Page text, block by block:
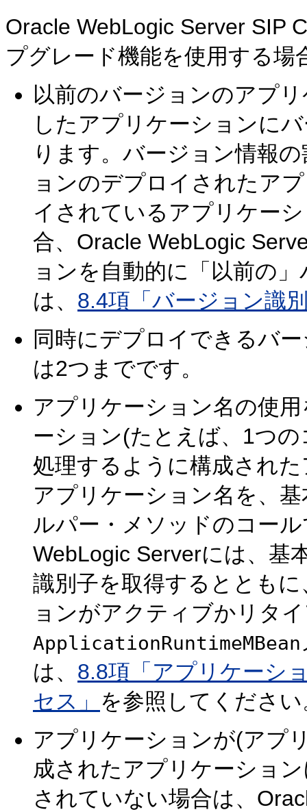
Oracle WebLogic Server SIP
プグレード機能を使用する
以前のバージョンのアプ
したアプリケーションに
ります。バージョン情報
ョンのデプロイされたア
イされているアプリケー
合、Oracle WebLogic
ョンを自動的に「以前の
は、 8.4項「バージョン識
同時にデプロイできるバ
は2つまでです。
アプリケーション名の使
ーション(たとえば、1つ
処理するように構成され
アプリケーション名を、
ルパー・メソッドのコー
WebLogic Serverには、基
識別子を取得するととも
ョンがアクティブかリタ
ApplicationRuntimeMBean
は、 8.8項「アプリケーシ
セス」 を参照してください
アプリケーションが(アプ
成されたアプリケーショ
されていない場合は、